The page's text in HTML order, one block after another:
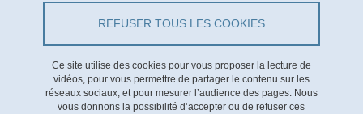
Le Figaro
Paru le 8 novembre 2023
Ce site utilise des cookies pour vous proposer la lecture de
vidéos, pour vous permettre de partager le contenu sur les
réseaux sociaux, et pour mesurer l’audience des pages. Nous
vous donnons la possibilité d’accepter ou de refuser ces
REFUSER TOUS LES COOKIES